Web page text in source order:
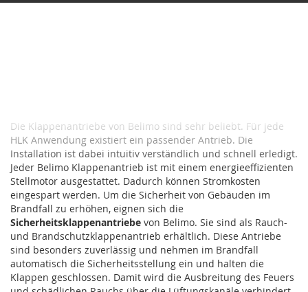
HINZUFÜGEN
Seite
Zurück Seite
Die Klappenantriebe von Belimo sind sehr beliebt. Für jede
HLK Anwendung existiert ein passender Antrieb. Die
Installation ist dabei intuitiv verständlich und schnell erledigt.
Jeder Belimo Klappenantrieb ist mit einem energieeffizienten
Stellmotor ausgestattet. Dadurch können Stromkosten
eingespart werden. Um die Sicherheit von Gebäuden im
Brandfall zu erhöhen, eignen sich die
Sicherheitsklappenantriebe von Belimo. Sie sind als Rauch-
und Brandschutzklappenantrieb erhältlich. Diese Antriebe
sind besonders zuverlässig und nehmen im Brandfall
automatisch die Sicherheitsstellung ein und halten die
Klappen geschlossen. Damit wird die Ausbreitung des Feuers